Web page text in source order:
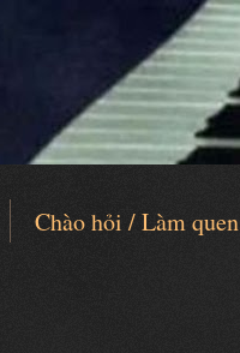
Chào hỏi / Làm quen